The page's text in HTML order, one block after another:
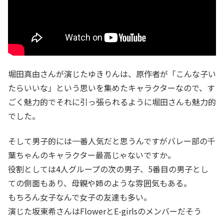
堀田真由さんが演じたゆきりんは、原作者が「こんな子い
たらいいな」という思いを集めたキャラクターなので、す
ごく魅力的でそれに引っ張られるように堀田さんも魅力的
でした。
そして男子的には一番人気だと思うんですがバレー部の千
葉ちゃんのキャラクター最高じゃないですか。
役割としては4人グループの次の男子、5番目の男子とし
ての側面もあり、母親や姉のような雰囲気もある。
もちろん女子なんで女子の友達も多い。
演じた坂東希さんはFlowerとE-girlsのメンバーだそう